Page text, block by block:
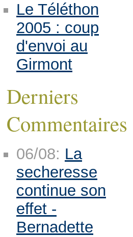
Le Téléthon
2005 : coup
d'envoi au
Girmont
Derniers
Commentaires
06/08: La
secheresse
continue son
effet -
Bernadette